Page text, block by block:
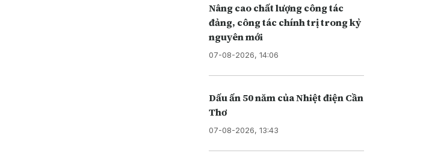
Nâng cao chất lượng công tác
đảng, công tác chính trị trong kỷ
nguyên mới
07-08-2026, 14:06
Dấu ấn 50 năm của Nhiệt điện Cần
Thơ
07-08-2026, 13:43